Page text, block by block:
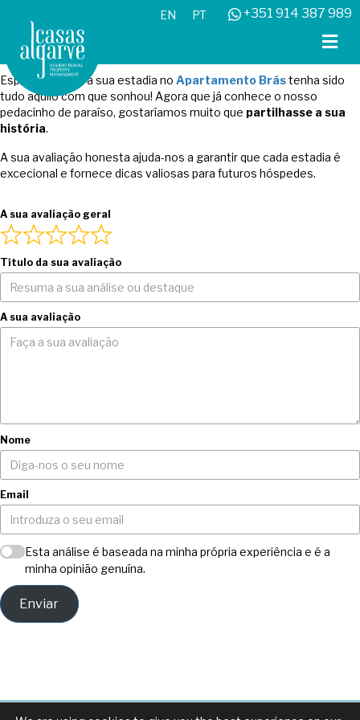
EN PT +351 914 387 989
Apartamento Brás
Esperamos que a sua estadia no Apartamento Brástenha sido
tudo aquilo com que sonhou! Agora que já conhece o nosso
pedacinho de paraíso, gostaríamos muito que partilhasse a sua
história.
A sua avaliação honesta ajuda-nos a garantir que cada estadia é
excecional e fornece dicas valiosas para futuros hóspedes.
A sua avaliação geral
Título da sua avaliação
A sua avaliação
Nome
Email
Esta análise é baseada na minha própria experiência e é a
minha opinião genuína.
Enviar